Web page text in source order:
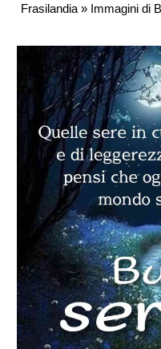
Frasilandia » Immagini di